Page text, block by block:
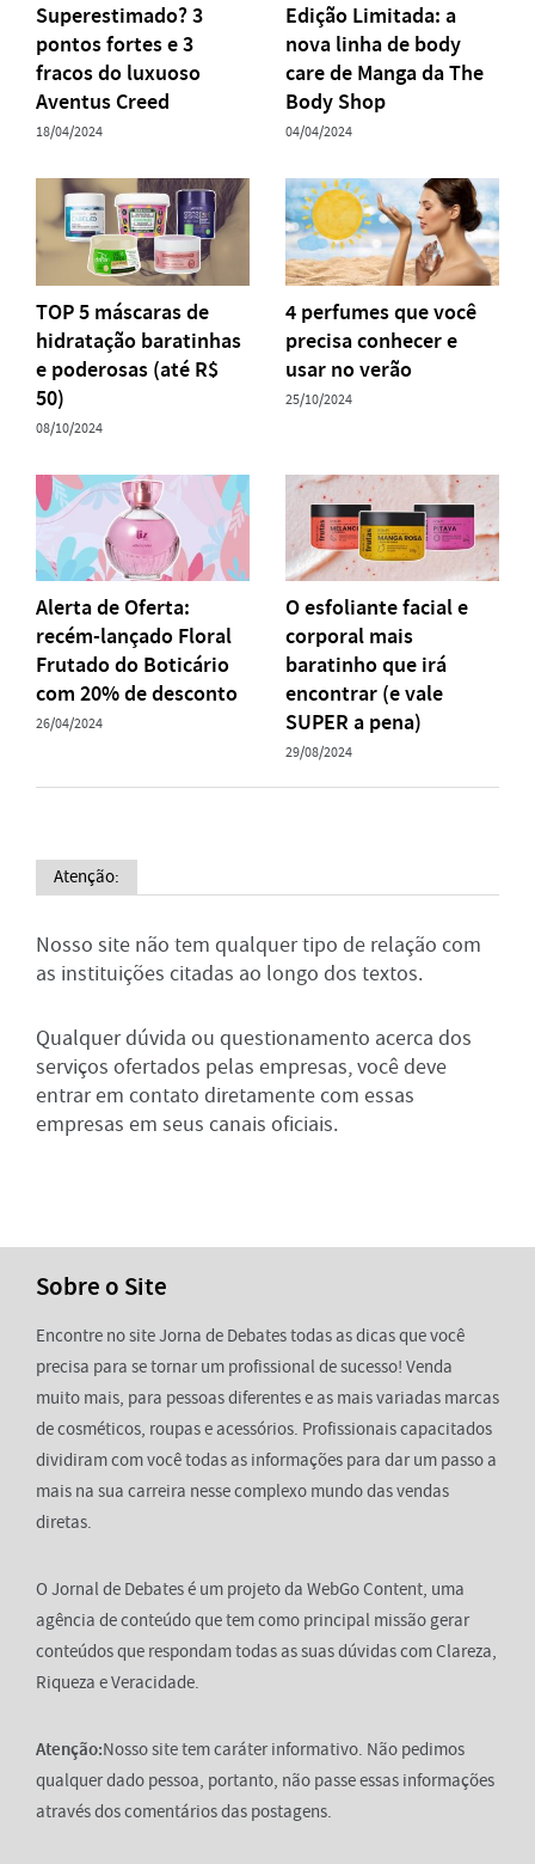
Superestimado? 3
pontos fortes e 3
fracos do luxuoso
Aventus Creed
18/04/2024
Edição Limitada: a
nova linha de body
care de Manga da The
Body Shop
04/04/2024
TOP 5 máscaras de
hidratação baratinhas
e poderosas (até R$
50)
08/10/2024
4 perfumes que você
precisa conhecer e
usar no verão
25/10/2024
Alerta de Oferta:
recém-lançado Floral
Frutado do Boticário
com 20% de desconto
26/04/2024
O esfoliante facial e
corporal mais
baratinho que irá
encontrar (e vale
SUPER a pena)
29/08/2024
Atenção:
Nosso site não tem qualquer tipo de relação com
as instituições citadas ao longo dos textos.
Qualquer dúvida ou questionamento acerca dos
serviços ofertados pelas empresas, você deve
entrar em contato diretamente com essas
empresas em seus canais oficiais.
Sobre o Site
Encontre no site Jorna de Debates todas as dicas que você
precisa para se tornar um profissional de sucesso! Venda
muito mais, para pessoas diferentes e as mais variadas marcas
de cosméticos, roupas e acessórios. Profissionais capacitados
dividiram com você todas as informações para dar um passo a
mais na sua carreira nesse complexo mundo das vendas
diretas.
O Jornal de Debates é um projeto da WebGo Content, uma
agência de conteúdo que tem como principal missão gerar
conteúdos que respondam todas as suas dúvidas com Clareza,
Riqueza e Veracidade.
Atenção:Nosso site tem caráter informativo. Não pedimos
qualquer dado pessoa, portanto, não passe essas informações
através dos comentários das postagens.